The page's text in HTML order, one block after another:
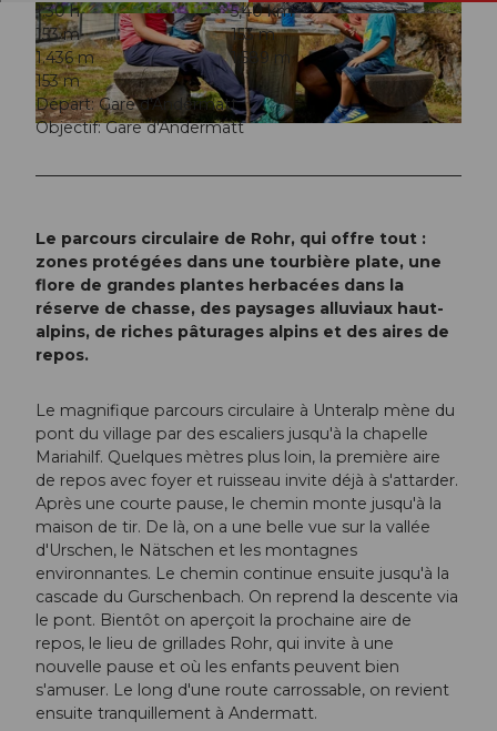
© Beat Brechbühl, Ferienregion Andermatt
© Beat Brechbühl, Ferienregion Andermatt © Beat Brechbühl, Ferienregion Andermatt
1:30 h
5,40 km
153 m
153 m
1.436 m
1.589 m
153 m
Départ: Gare d'Andermatt
Objectif: Gare d'Andermatt
Le parcours circulaire de Rohr, qui offre tout :
zones protégées dans une tourbière plate, une
flore de grandes plantes herbacées dans la
réserve de chasse, des paysages alluviaux haut-
alpins, de riches pâturages alpins et des aires de
repos.
Le magnifique parcours circulaire à Unteralp mène du
pont du village par des escaliers jusqu'à la chapelle
Mariahilf. Quelques mètres plus loin, la première aire
de repos avec foyer et ruisseau invite déjà à s'attarder.
Après une courte pause, le chemin monte jusqu'à la
maison de tir. De là, on a une belle vue sur la vallée
d'Urschen, le Nätschen et les montagnes
environnantes. Le chemin continue ensuite jusqu'à la
cascade du Gurschenbach. On reprend la descente via
le pont. Bientôt on aperçoit la prochaine aire de
repos, le lieu de grillades Rohr, qui invite à une
nouvelle pause et où les enfants peuvent bien
s'amuser. Le long d'une route carrossable, on revient
ensuite tranquillement à Andermatt.